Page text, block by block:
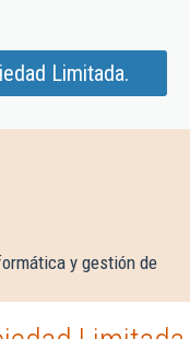
Limitada.
y gestión de